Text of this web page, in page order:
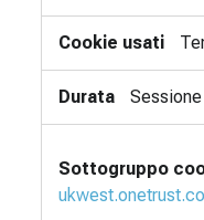
Sessione